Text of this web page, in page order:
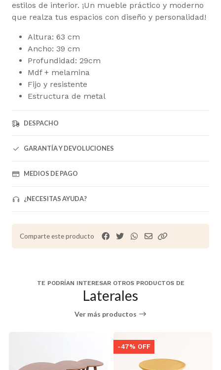
estilos de interior. ¡Un mueble práctico y moderno
que realza tus espacios con diseño y personalidad!
Altura: 63 cm
Ancho: 39 cm
Profundidad: 29cm
Mdf + melamina
Fijo y resistente
Estructura de metal
DESPACHO
GARANTÍA Y DEVOLUCIONES
MEDIOS DE PAGO
¿NECESITAS AYUDA?
Comparte este producto
TE PODRÍAN INTERESAR OTROS PRODUCTOS DE
Laterales
Ver más productos
-47% OFF